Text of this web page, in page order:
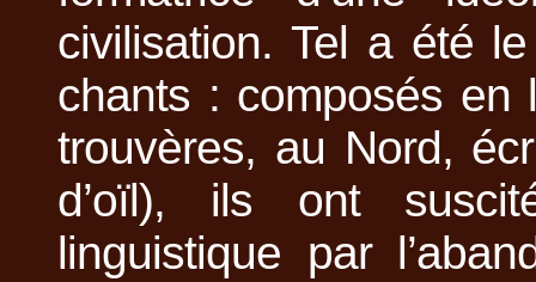
civilisation. Tel a été
chants : composés en
trouvères, au Nord,
d’oïl), ils ont
linguistique par